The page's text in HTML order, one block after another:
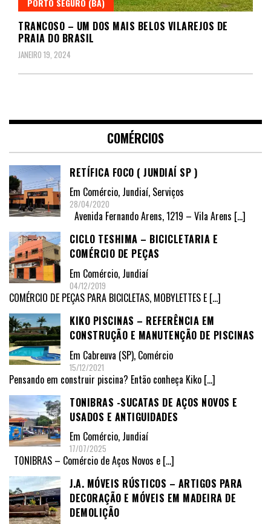
PORTO SEGURO (BA)
TRANCOSO – UM DOS MAIS BELOS VILAREJOS DE
PRAIA DO BRASIL
JANEIRO 19, 2024
COMÉRCIOS
RETÍFICA FOCO ( JUNDIAÍ SP )
Em Comércio, Jundiaí, Serviços
28/04/2020
Avenida Fernando Arens, 1219 – Vila Arens […]
CICLO TESHIMA – BICICLETARIA E
COMÉRCIO DE PEÇAS
Em Comércio, Jundiaí
04/12/2019
COMÉRCIO DE PEÇAS PARA BICICLETAS, MOBYLETTES E […]
KIKO PISCINAS – REFERÊNCIA EM
CONSTRUÇÃO E MANUTENÇÃO DE PISCINAS
Em Cabreuva (SP), Comércio
15/12/2021
Pensando em construir piscina? Então conheça Kiko […]
TONIBRAS -SUCATAS DE AÇOS NOVOS E
USADOS E ANTIGUIDADES
Em Comércio, Jundiaí
17/07/2025
TONIBRAS – Comércio de Aços Novos e […]
J.A. MÓVEIS RÚSTICOS – ARTIGOS PARA
DECORAÇÃO E MÓVEIS EM MADEIRA DE
DEMOLIÇÃO